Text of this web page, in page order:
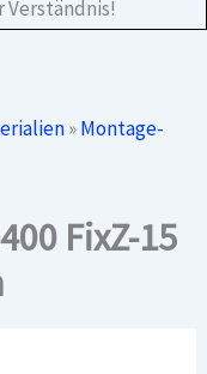
Verständnis!
»Montage-
FixZ-15